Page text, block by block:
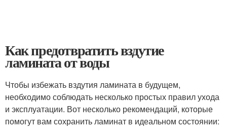
Как предотвратить вздутие
ламината от воды
Чтобы избежать вздутия ламината в будущем,
необходимо соблюдать несколько простых правил ухода
и эксплуатации. Вот несколько рекомендаций, которые
помогут вам сохранить ламинат в идеальном состоянии: